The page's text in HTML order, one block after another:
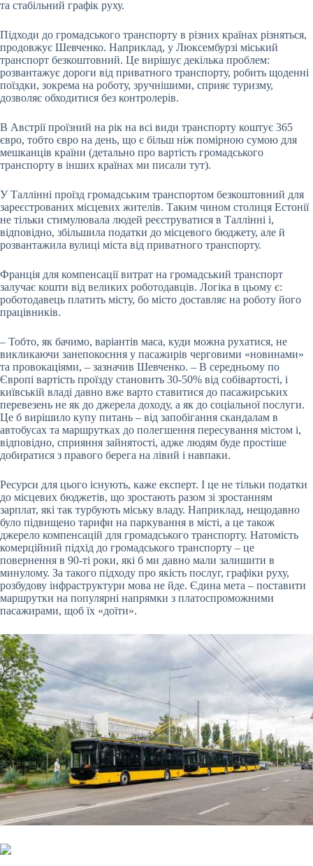
та стабільний графік руху.
Підходи до громадського транспорту в різних країнах різняться,
продовжує Шевченко. Наприклад, у Люксембурзі міський
транспорт безкоштовний. Це вирішує декілька проблем:
розвантажує дороги від приватного транспорту, робить щоденні
поїздки, зокрема на роботу, зручнішими, сприяє туризму,
дозволяє обходитися без контролерів.
В Австрії проїзний на рік на всі види транспорту коштує 365
євро, тобто євро на день, що є більш ніж помірною сумою для
мешканців країни (детально про вартість громадського
транспорту в інших країнах ми писали тут).
У Таллінні проїзд громадським транспортом безкоштовний для
зареєстрованих місцевих жителів. Таким чином столиця Естонії
не тільки стимулювала людей реєструватися в Таллінні і,
відповідно, збільшила податки до місцевого бюджету, але й
розвантажила вулиці міста від приватного транспорту.
Франція для компенсації витрат на громадський транспорт
залучає кошти від великих роботодавців. Логіка в цьому є:
роботодавець платить місту, бо місто доставляє на роботу його
працівників.
– Тобто, як бачимо, варіантів маса, куди можна рухатися, не
викликаючи занепокоєння у пасажирів черговими «новинами»
та провокаціями, – зазначив Шевченко. – В середньому по
Європі вартість проїзду становить 30-50% від собівартості, і
київській владі давно вже варто ставитися до пасажирських
перевезень не як до джерела доходу, а як до соціальної послуги.
Це б вирішило купу питань – від запобігання скандалам в
автобусах та маршрутках до полегшення пересування містом і,
відповідно, сприяння зайнятості, адже людям буде простіше
добиратися з правого берега на лівий і навпаки.
Ресурси для цього існують, каже експерт. І це не тільки податки
до місцевих бюджетів, що зростають разом зі зростанням
зарплат, які так турбують міську владу. Наприклад, нещодавно
було підвищено тарифи на паркування в місті, а це також
джерело компенсацій для громадського транспорту. Натомість
комерційний підхід до громадського транспорту – це
повернення в 90-ті роки, які б ми давно мали залишити в
минулому. За такого підходу про якість послуг, графіки руху,
розбудову інфраструктури мова не йде. Єдина мета – поставити
маршрутки на популярні напрямки з платоспроможними
пасажирами, щоб їх «доїти».